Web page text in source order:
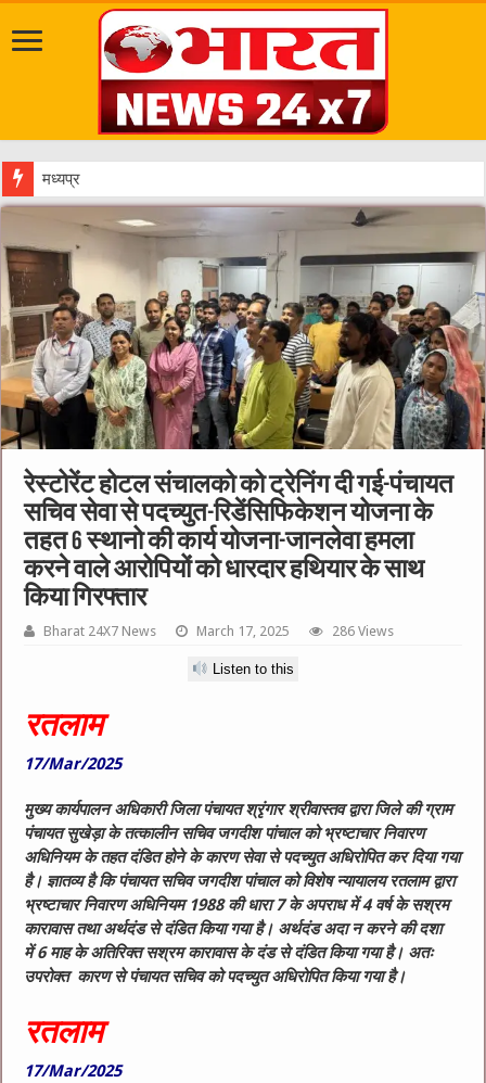
मध्यप्रदेश सरकार ने किसानों के हितों को सर्वोच्च प्राथमिकता देते हुए कई महत्वपूर्ण
रेस्टोरेंट होटल संचालको को ट्रेनिंग दी गई-पंचायत
सचिव सेवा से पदच्युत-रिडेंसिफिकेशन योजना के
तहत 6 स्थानो की कार्य योजना-जानलेवा हमला
करने वाले आरोपियों को धारदार हथियार के साथ
किया गिरफ्तार
Bharat 24X7 News March 17, 2025 286 Views
Listen to this
रतलाम
17/Mar/2025
मुख्य कार्यपालन अधिकारी जिला पंचायत श्रृंगार श्रीवास्तव द्वारा जिले की ग्राम
पंचायत सुखेड़ा के तत्कालीन सचिव जगदीश पांचाल को भ्रष्टाचार निवारण
अधिनियम के तहत दंडित होने के कारण सेवा से पदच्युत अधिरोपित कर दिया गया
है। ज्ञातव्य है कि पंचायत सचिव जगदीश पांचाल को विशेष न्यायालय रतलाम द्वारा
भ्रष्टाचार निवारण अधिनियम 1988 की धारा 7 के अपराध में 4 वर्ष के सश्रम
कारावास तथा अर्थदंड से दंडित किया गया है। अर्थदंड अदा न करने की दशा
में 6 माह के अतिरिक्त सश्रम कारावास के दंड से दंडित किया गया है। अतः
उपरोक्त कारण से पंचायत सचिव को पदच्युत अधिरोपित किया गया है।
रतलाम
17/Mar/2025